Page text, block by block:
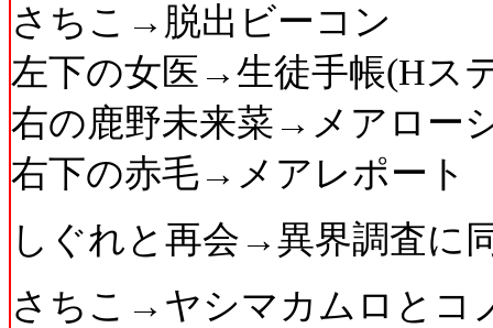
さちこ→脱出ビーコン
左下の女医→生徒手帳(Hス
右の鹿野未来菜→メアロー
右下の赤毛→メアレポート
しぐれと再会→異界調査に
さちこ→ヤシマカムロとコ